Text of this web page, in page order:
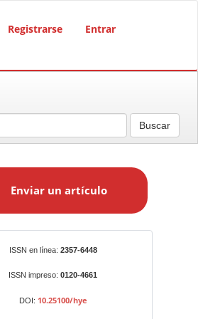
Registrarse Entrar
Buscar
Enviar un artículo
ISSN en línea: 2357-6448
ISSN impreso: 0120-4661
DOI: 10.25100/hye